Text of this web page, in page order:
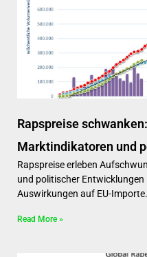
Rapspreise
Marktindikatoren und
Rapspreise erleben
und politischer
Auswirkungen auf EU-Importe.
Read More »